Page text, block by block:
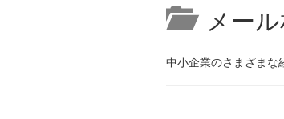
メー
中小企業のさまざまな